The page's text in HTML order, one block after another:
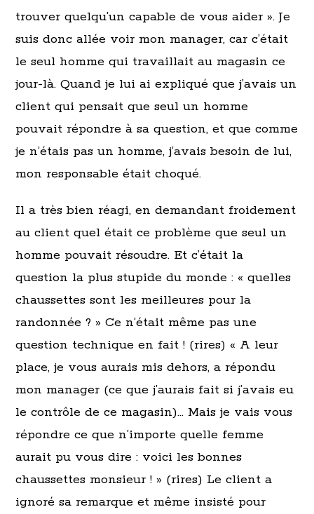
trouver quelqu’un capable de vous aider ». Je
suis donc allée voir mon manager, car c’était
le seul homme qui travaillait au magasin ce
jour-là. Quand je lui ai expliqué que j’avais un
client qui pensait que seul un homme
pouvait répondre à sa question, et que comme
je n’étais pas un homme, j’avais besoin de lui,
mon responsable était choqué.
Il a très bien réagi, en demandant froidement
au client quel était ce problème que seul un
homme pouvait résoudre. Et c’était la
question la plus stupide du monde : « quelles
chaussettes sont les meilleures pour la
randonnée ? » Ce n’était même pas une
question technique en fait ! (rires) « A leur
place, je vous aurais mis dehors, a répondu
mon manager (ce que j’aurais fait si j’avais eu
le contrôle de ce magasin)… Mais je vais vous
répondre ce que n’importe quelle femme
aurait pu vous dire : voici les bonnes
chaussettes monsieur ! » (rires) Le client a
ignoré sa remarque et même insisté pour